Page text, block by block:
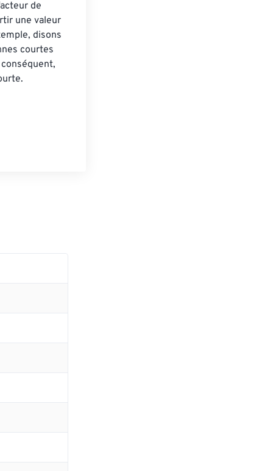
de
une valeur
disons
courtes